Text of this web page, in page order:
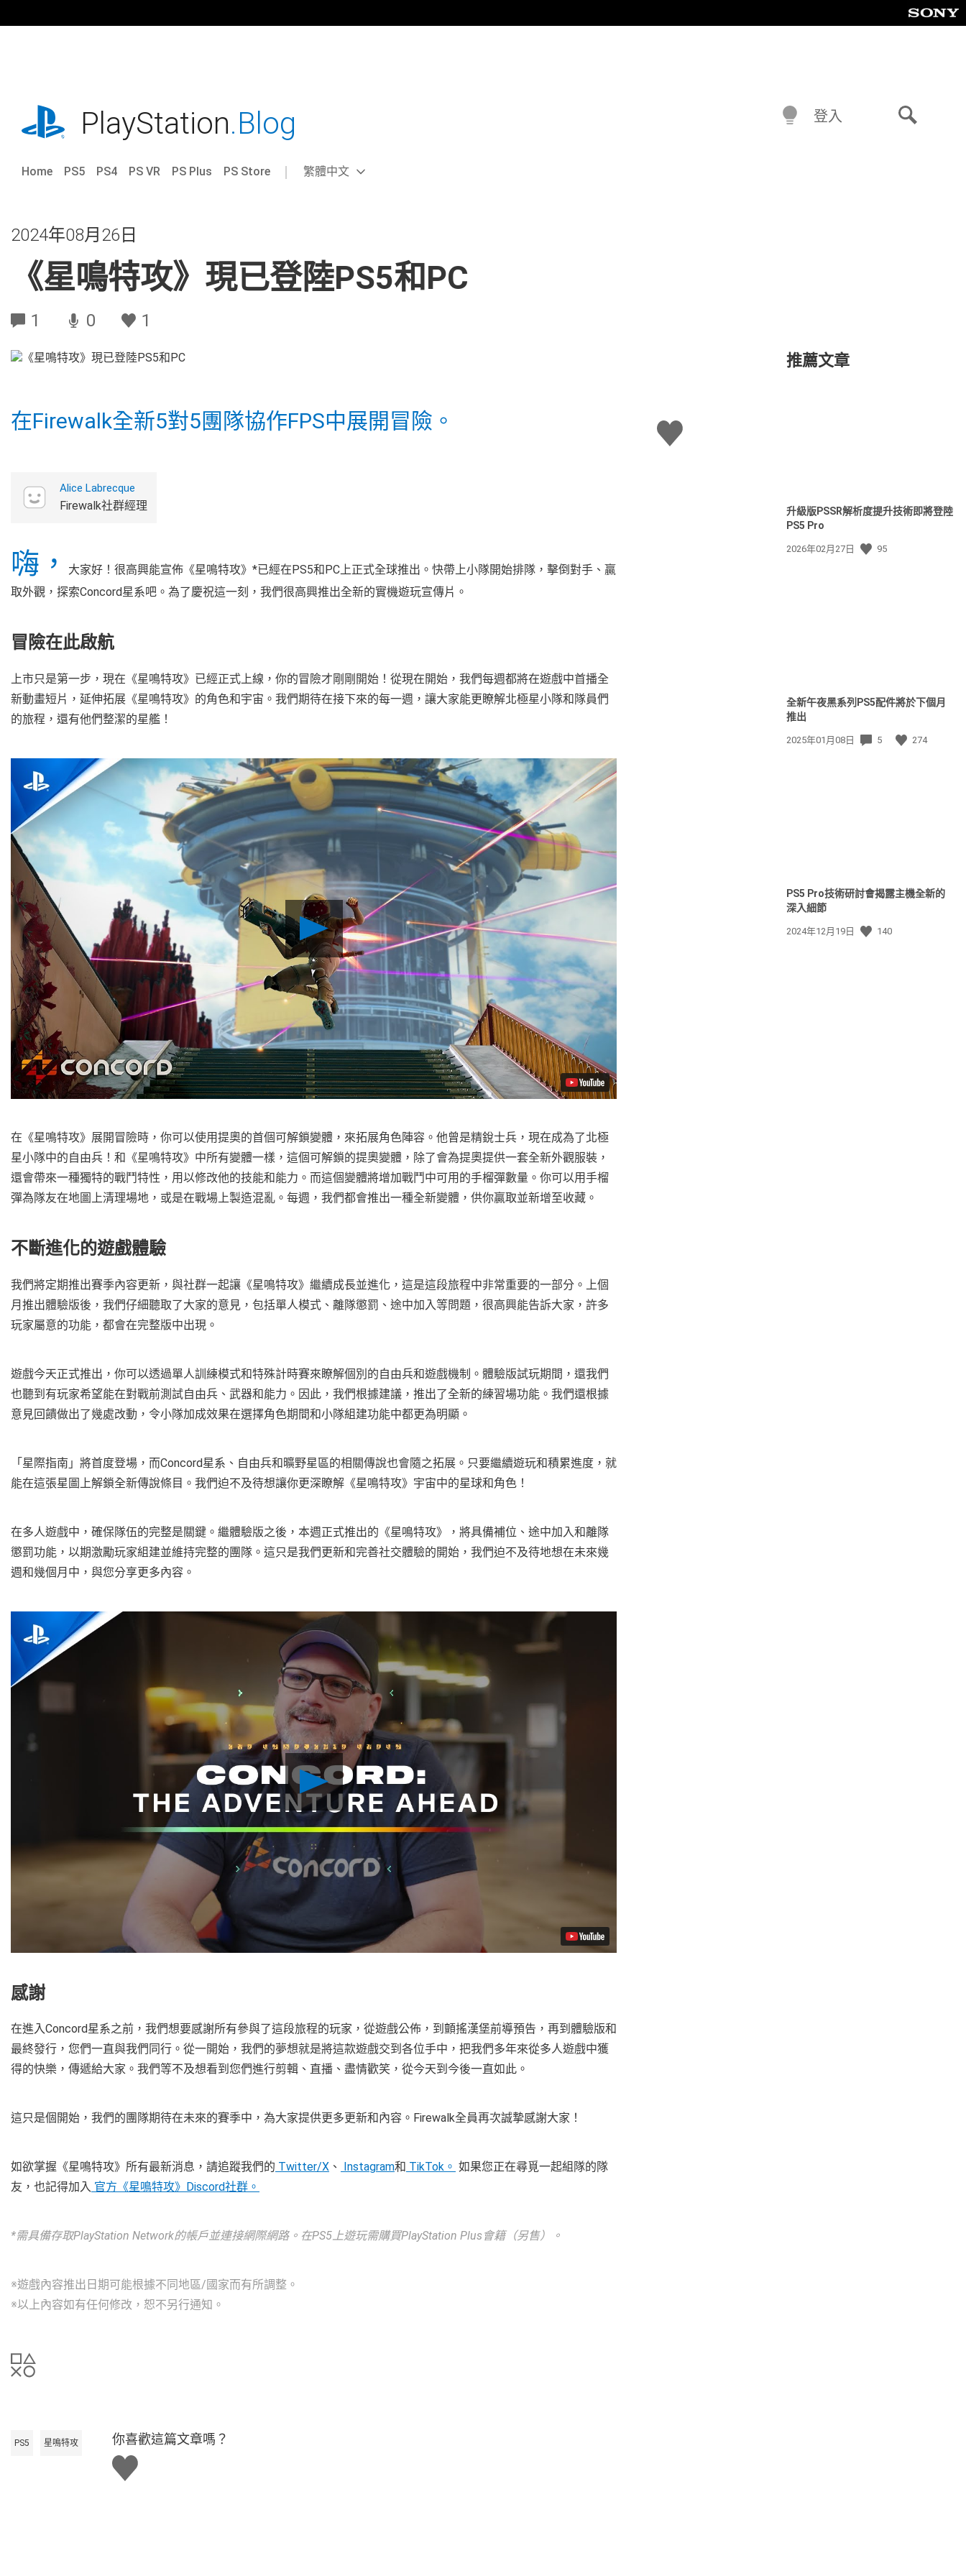
往
playstation.comPlayStation.Blog
Home PS5 PS4 PS VR PS Plus PS Store
Select
Current
繁體中文
登入
2024年08月26日
《星鳴特攻》現已登陸PS5和PC
1 0 1
讚
在Firewalk全新5對5團隊協作FPS中展開冒險。
Alice Labrecque
Firewalk社群經理
嗨，
大家好！很高興能宣佈《星鳴特攻》*已經在PS5和PC上正式全球推出。快帶上小隊開始排隊，擊倒對手、贏
取外觀，探索Concord星系吧。為了慶祝這一刻，我們很高興推出全新的實機遊玩宣傳片。
冒險在此啟航
上市只是第一步，現在《星鳴特攻》已經正式上線，你的冒險才剛剛開始！從現在開始，我們每週都將在遊戲中首播全
新動畫短片，延伸拓展《星鳴特攻》的角色和宇宙。我們期待在接下來的每一週，讓大家能更瞭解北極星小隊和隊員們
的旅程，還有他們整潔的星艦！
Play
Video
在《星鳴特攻》展開冒險時，你可以使用提奧的首個可解鎖變體，來拓展角色陣容。他曾是精銳士兵，現在成為了北極
星小隊中的自由兵！和《星鳴特攻》中所有變體一樣，這個可解鎖的提奧變體，除了會為提奧提供一套全新外觀服裝，
還會帶來一種獨特的戰鬥特性，用以修改他的技能和能力。而這個變體將增加戰鬥中可用的手榴彈數量。你可以用手榴
彈為隊友在地圖上清理場地，或是在戰場上製造混亂。每週，我們都會推出一種全新變體，供你贏取並新增至收藏。
不斷進化的遊戲體驗
我們將定期推出賽季內容更新，與社群一起讓《星鳴特攻》繼續成長並進化，這是這段旅程中非常重要的一部分。上個
月推出體驗版後，我們仔細聽取了大家的意見，包括單人模式、離隊懲罰、途中加入等問題，很高興能告訴大家，許多
玩家屬意的功能，都會在完整版中出現。
遊戲今天正式推出，你可以透過單人訓練模式和特殊計時賽來瞭解個別的自由兵和遊戲機制。體驗版試玩期間，還我們
也聽到有玩家希望能在對戰前測試自由兵、武器和能力。因此，我們根據建議，推出了全新的練習場功能。我們還根據
意見回饋做出了幾處改動，令小隊加成效果在選擇角色期間和小隊組建功能中都更為明顯。
「星際指南」將首度登場，而Concord星系、自由兵和曠野星區的相關傳說也會隨之拓展。只要繼續遊玩和積累進度，就
能在這張星圖上解鎖全新傳說條目。我們迫不及待想讓你更深瞭解《星鳴特攻》宇宙中的星球和角色！
在多人遊戲中，確保隊伍的完整是關鍵。繼體驗版之後，本週正式推出的《星鳴特攻》，將具備補位、途中加入和離隊
懲罰功能，以期激勵玩家組建並維持完整的團隊。這只是我們更新和完善社交體驗的開始，我們迫不及待地想在未來幾
週和幾個月中，與您分享更多內容。
Play
Video
感謝
在進入Concord星系之前，我們想要感謝所有參與了這段旅程的玩家，從遊戲公佈，到顫搖漢堡前導預告，再到體驗版和
最終發行，您們一直與我們同行。從一開始，我們的夢想就是將這款遊戲交到各位手中，把我們多年來從多人遊戲中獲
得的快樂，傳遞給大家。我們等不及想看到您們進行剪輯、直播、盡情歡笑，從今天到今後一直如此。
這只是個開始，我們的團隊期待在未來的賽季中，為大家提供更多更新和內容。Firewalk全員再次誠摯感謝大家！
如欲掌握《星鳴特攻》所有最新消息，請追蹤我們的 Twitter/X 、 Instagram和 TikTok。 如果您正在尋覓一起組隊的隊
友，也記得加入 官方《星鳴特攻》Discord社群。
*需具備存取PlayStation Network的帳戶並連接網際網路。在PS5上遊玩需購買PlayStation Plus會籍（另售）。
※遊戲內容推出日期可能根據不同地區/國家而有所調整。
※以上內容如有任何修改，恕不另行通知。
PS5 星鳴特攻
你喜歡這篇文章嗎？
讚
推薦文章
升級版PSSR解析度提升技術即將登陸
PS5 Pro
發
2026年02月27日 95
全新午夜黑系列PS5配件將於下個月
推出
發
2025年01月08日 5 274
PS5 Pro技術研討會揭露主機全新的
深入細節
發
2024年12月19日 140